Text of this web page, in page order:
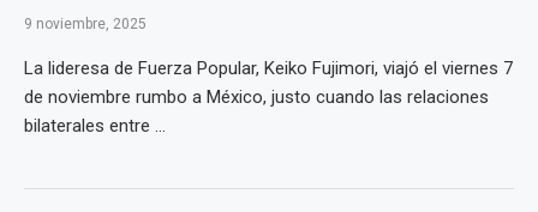
9 noviembre, 2025
La lideresa de Fuerza Popular, Keiko Fujimori, viajó el viernes 7
de noviembre rumbo a México, justo cuando las relaciones
bilaterales entre ...